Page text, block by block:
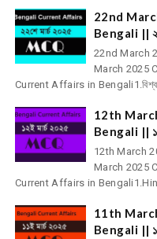
22nd
Bengali ||
22nd March
March 2025
Current Affairs in Bengali1.বিশ্ব
12th
Bengali || ১২ই
12th March
March 2025
Current Affairs in
11th
Bengali || ১১ই